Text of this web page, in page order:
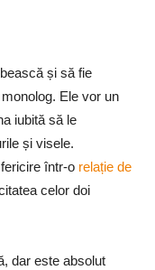
și să fie
Ele vor un
iubită să le
și visele.
într-o relație de
celor doi
dar este absolut